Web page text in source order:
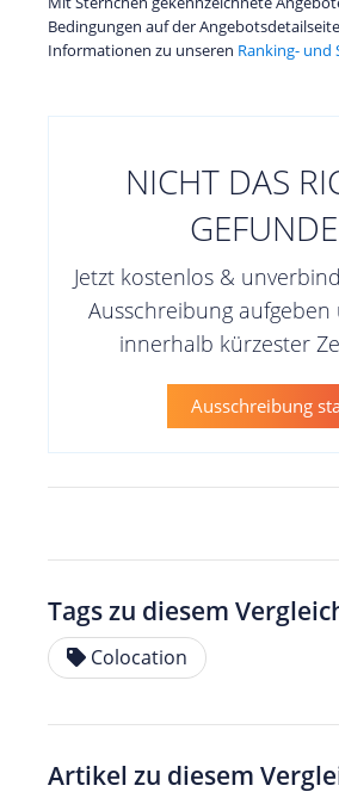
Bedingungen auf der
Informationen zu unseren Ranking- und
NICHT DAS
Jetzt kostenlos &
Ausschreibung
innerhalb kürzester
Ausschreibung
Tags zu diesem
Colocation
Artikel zu diesem